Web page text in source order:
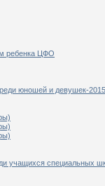
ребенка ЦФО
юношей и девушек-
учащихся специальных